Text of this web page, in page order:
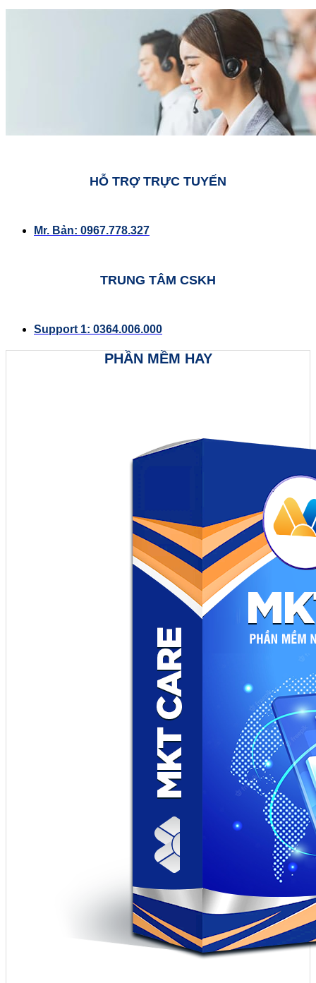
HỖ TRỢ TRỰC TUYẾN
Mr. Bản: 0967.778.327
TRUNG TÂM CSKH
Support 1: 0364.006.000
PHẦN MỀM HAY